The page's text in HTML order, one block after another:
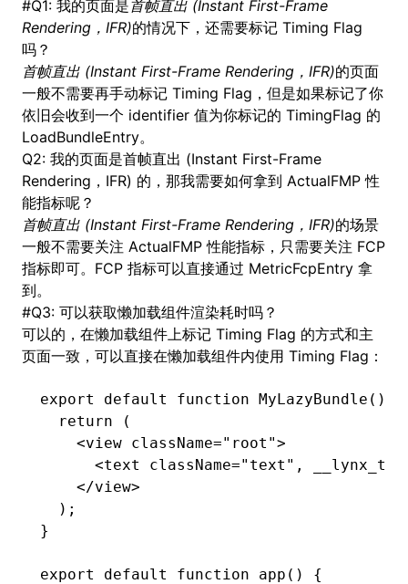
#Q1: 我的页面是首帧直出 (Instant First-Frame
Rendering，IFR)的情况下，还需要标记 Timing Flag
吗？
首帧直出 (Instant First-Frame Rendering，IFR)的页面
一般不需要再手动标记 Timing Flag，但是如果标记了你
依旧会收到一个 identifier 值为你标记的 TimingFlag 的
LoadBundleEntry。
Q2: 我的页面是首帧直出 (Instant First-Frame
Rendering，IFR) 的，那我需要如何拿到 ActualFMP 性
能指标呢？
首帧直出 (Instant First-Frame Rendering，IFR)的场景
一般不需要关注 ActualFMP 性能指标，只需要关注 FCP
指标即可。FCP 指标可以直接通过 MetricFcpEntry 拿
到。
#Q3: 可以获取懒加载组件渲染耗时吗？
可以的，在懒加载组件上标记 Timing Flag 的方式和主
页面一致，可以直接在懒加载组件内使用 Timing Flag：
export default function MyLazyBundle () {
  return
(
    <
view className="root">
      <
text className="text" ,
    </
view>
  );
}
export default function app () {